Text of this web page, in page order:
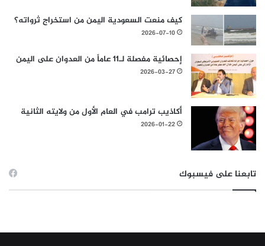
كيف منعت السعودية اليمن من استخراج ثرواته؟
2026-07-10
إحصائية مفصلة لـ11 عاماً من العدوان على اليمن
2026-03-27
أكاذيب ترامب في العام الأول من ولايته الثانية
2026-01-22
تابعنا على فيسبوك